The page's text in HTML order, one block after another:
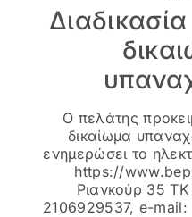
Ο πελάτης
δικαίωμα
ενημερώσει το
https://
Ριανκούρ 35
2106929537, e-mail: